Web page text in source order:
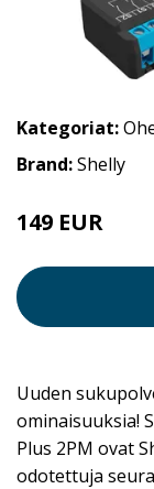
Kategoriat:
Brand:Shelly
149 EUR
Uuden
ominaisuuksia!
Plus 2PM ovat
odotettuja